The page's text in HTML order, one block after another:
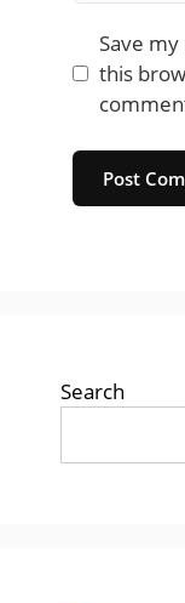
Save
this
Website
Search